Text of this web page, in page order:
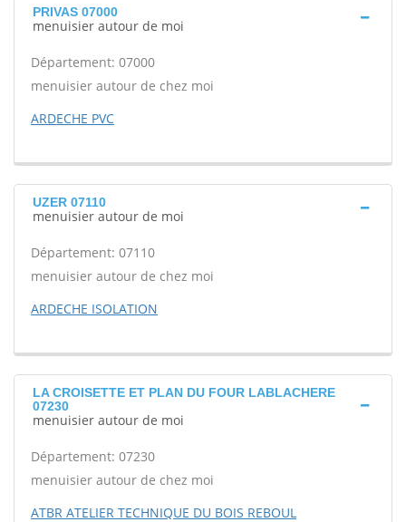
PRIVAS 07000
menuisier autour de moi
Département: 07000
menuisier autour de chez moi
ARDECHE PVC
UZER 07110
menuisier autour de moi
Département: 07110
menuisier autour de chez moi
ARDECHE ISOLATION
LA CROISETTE ET PLAN DU FOUR LABLACHERE
07230
menuisier autour de moi
Département: 07230
menuisier autour de chez moi
ATBR ATELIER TECHNIQUE DU BOIS REBOUL